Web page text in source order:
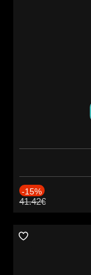
-15%
41.42€